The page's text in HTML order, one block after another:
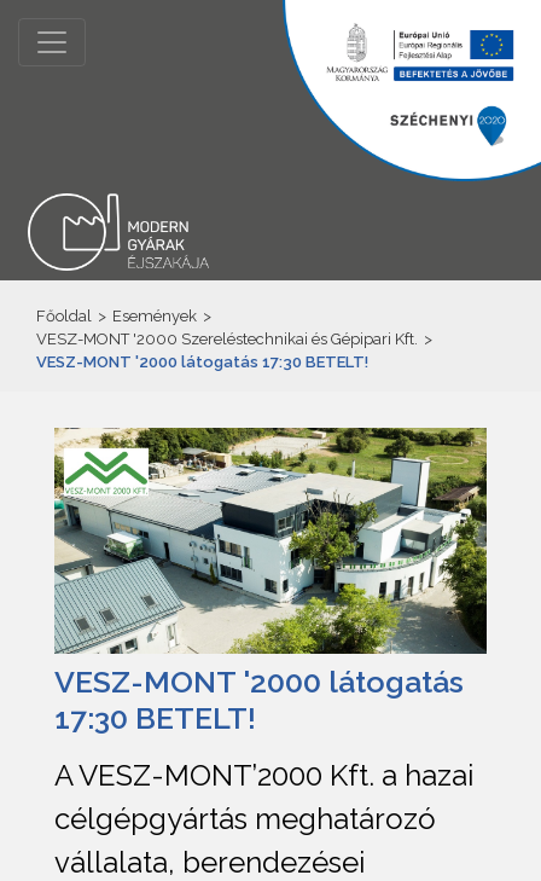
Főoldal > Események >
VESZ-MONT '2000 Szereléstechnikai és Gépipari Kft. >
VESZ-MONT '2000 látogatás 17:30 BETELT!
VESZ-MONT '2000 látogatás
17:30 BETELT!
A VESZ-MONT’2000 Kft. a hazai
célgépgyártás meghatározó
vállalata, berendezései